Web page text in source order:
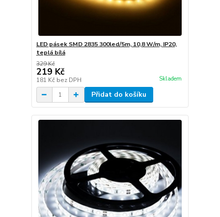
LED pásek SMD 2835 300led/5m, 10,8 W/m, IP20,
teplá bílá
329 Kč
219 Kč
181 Kč bez DPH Skladem
Přidat do košíku